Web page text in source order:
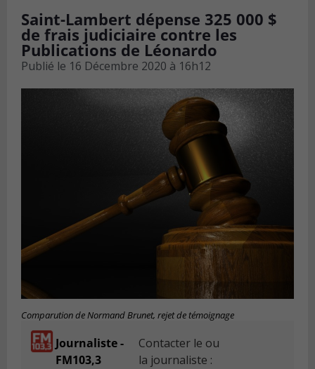
Saint-Lambert dépense 325 000 $
de frais judiciaire contre les
Publications de Léonardo
Publié le 16 Décembre 2020 à 16h12
Comparution de Normand Brunet, rejet de témoignage
Journaliste -
FM103,3
Contacter le ou
la journaliste :